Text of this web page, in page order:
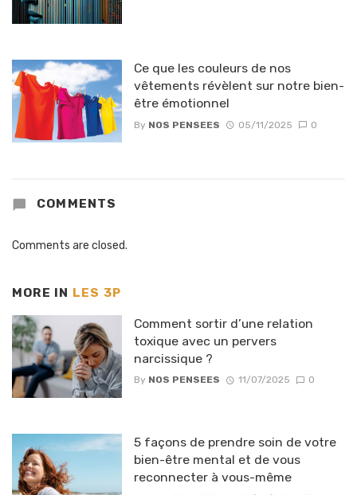
Ce que les couleurs de nos
vêtements révèlent sur notre bien-
être émotionnel
By NOS PENSEES 05/11/2025 0
COMMENTS
Comments are closed.
MORE IN LES 3P
Comment sortir d’une relation
toxique avec un pervers
narcissique ?
By NOS PENSEES 11/07/2025 0
5 façons de prendre soin de votre
bien-être mental et de vous
reconnecter à vous-même